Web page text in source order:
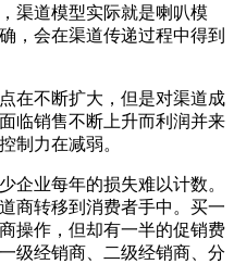
渠道模型实际就是喇叭模
，会在渠道传递过程中得到
在不断扩大，但是对渠道成
临销售不断上升而利润并来
制力在减弱。
企业每年的损失难以计数。
商转移到消费者手中。买一
操作，但却有一半的促销费
级经销商、二级经销商、分